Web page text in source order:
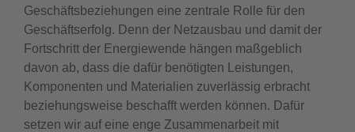
Geschäftsbeziehungen eine zentrale Rolle für den
Geschäftserfolg. Denn der Netzausbau und damit der
Fortschritt der Energiewende hängen maßgeblich
davon ab, dass die dafür benötigten Leistungen,
Komponenten und Materialien zuverlässig erbracht
beziehungsweise beschafft werden können. Dafür
setzen wir auf eine enge Zusammenarbeit mit